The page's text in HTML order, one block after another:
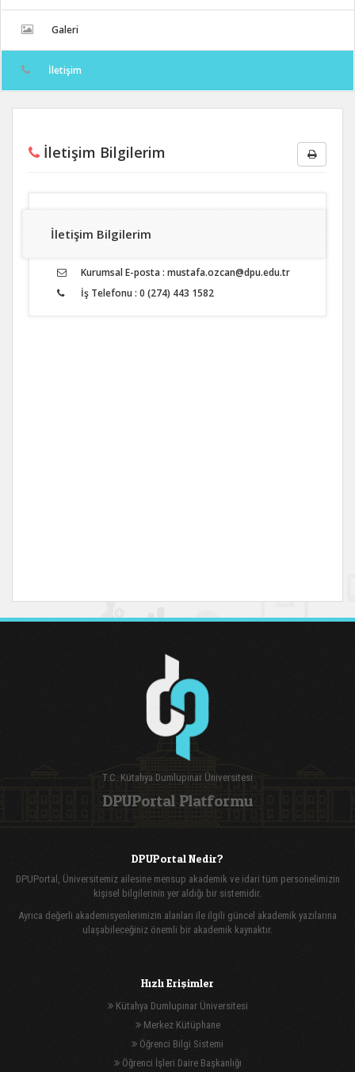
Galeri
İletişim
İletişim Bilgilerim
İletişim Bilgilerim
Kurumsal E-posta : mustafa.ozcan@dpu.edu.tr
İş Telefonu : 0 (274) 443 1582
T.C. Kütahya Dumlupınar Üniversitesi
DPUPortal Platformu
DPUPortal Nedir?
DPUPortal, Üniversitemiz ailesine mensup akademik ve idari tüm personelimizin
kişisel bilgilerinin yer aldığı bir sistemidir.
Ayrıca değerli akademisyenlerimizin alanları ile ilgili güncel akademik yazılarına
ulaşabileceğiniz önemli bir akademik kaynaktır.
Hızlı Erişimler
Kütahya Dumlupınar Üniversitesi
Merkez Kütüphane
Öğrenci Bilgi Sistemi
Öğrenci İşleri Daire Başkanlığı